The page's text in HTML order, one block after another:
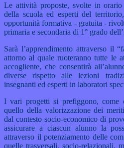
Le attività proposte, svolte in
della scuola ed esperti del
opportunità formativa - gratuita -
primaria e secondaria di 1° grado
Sarà l’apprendimento attraverso il
attorno al quale ruoteranno tutte le
accogliente, che consentirà
diverse rispetto alle lezioni
insegnanti ed esperti in laboratori
I vari progetti si prefiggono, come
quello della valorizzazione dei
dal contesto socio-economico di
assicurare a ciascun alunno la
attraverso il potenziamento delle
quelle trasversali, socio-relazionali,